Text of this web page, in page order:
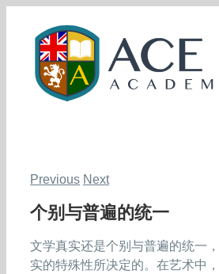
content
Previous Next
个别与普遍的统一
文学真实还是个别与普遍的统一
实的特殊性所决定的。在艺术中